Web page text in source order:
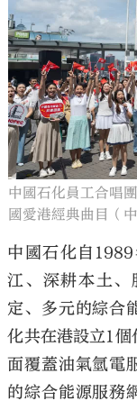
中國石化員工合唱
國愛港經典曲目（
中國石化自
江、深耕本土
定、多元的綜合
化共在港設立1
面覆蓋油氣氫電
的綜合能源服務